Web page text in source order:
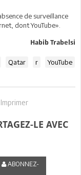
de surveillance
dont YouTube».
Habib Trabelsi
Qatar r YouTube
Imprimer
LE AVEC
ABONNEZ-